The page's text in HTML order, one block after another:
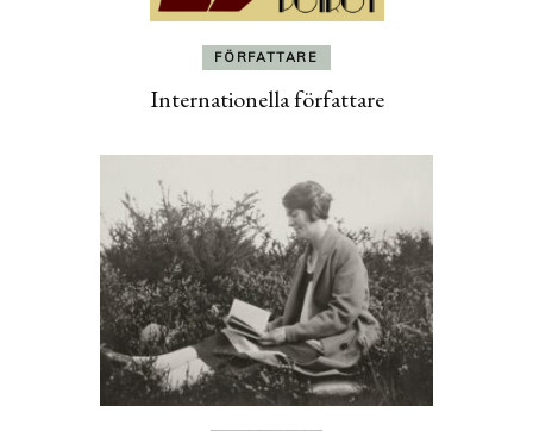
FÖRFATTARE
Internationella författare